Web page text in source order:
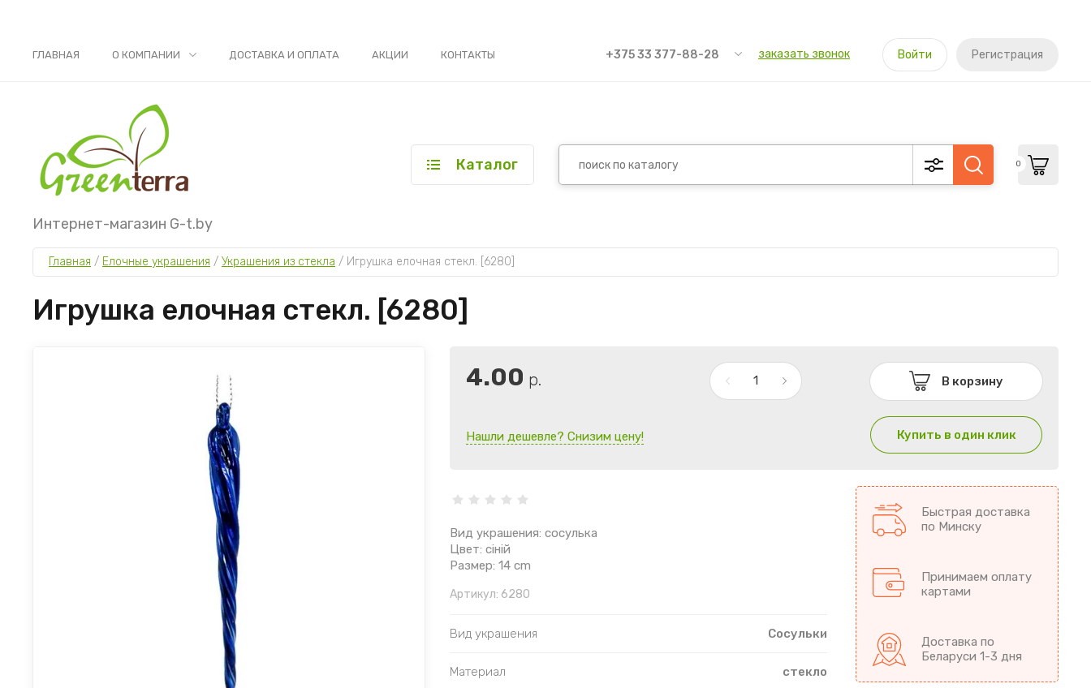
ГЛАВНАЯ О КОМПАНИИ ДОСТАВКА И ОПЛАТА АКЦИИ КОНТАКТЫ +375 33 377-88-28 заказать звонок Войти Регистрация
Интернет-магазин G-t.by
Каталог 0
Главная / Елочные украшения / Украшения из стекла / Игрушка елочная стекл. [6280]
Игрушка елочная стекл. [6280]
4.00 р. В корзину
Купить в один клик
Нашли дешевле? Снизим цену!
Вид украшения: сосулька
Цвет: сіній
Размер: 14 cm
Артикул: 6280
Вид украшения Сосульки
Материал стекло
Быстрая доставка
по Минску
Принимаем оплату
картами
Доставка по
Беларуси 1-3 дня